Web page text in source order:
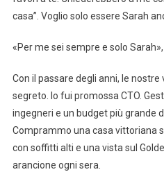
casa”. Voglio solo essere Sarah
«Per me sei sempre e solo
Con il passare degli anni, le
segreto. Io fui promossa CTO.
ingegneri e un budget più grande
Comprammo una casa vittoriana
con soffitti alti e una vista sul
arancione ogni sera.